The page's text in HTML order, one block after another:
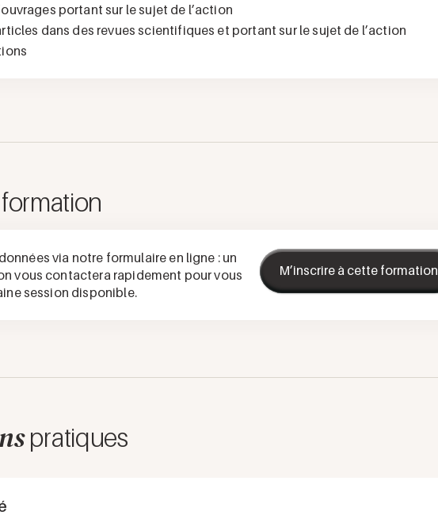
portant sur le sujet de l’action
dans des revues scientifiques et portant sur le sujet de l’action
via notre formulaire en ligne : un
vous contactera rapidement pour vous
session disponible.
M’inscrire à cette formation
pratiques